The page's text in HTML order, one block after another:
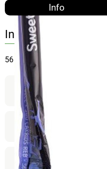
Info
Info
56 g
Produktinformationen
Zutaten
Produktdatenblatt